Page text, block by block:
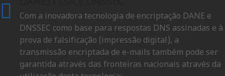
Com a inovadora tecnologia de encriptação DANE e
DNSSEC como base para respostas DNS assinadas e à
prova de falsificação (impressão digital), a
transmissão encriptada de e-mails também pode ser
garantida através das fronteiras nacionais através da